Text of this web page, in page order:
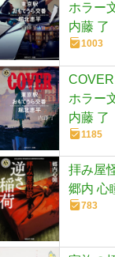
ホラー
内藤 了
1003
ホラー
内藤 了
1185
拝み屋
郷内 心
783